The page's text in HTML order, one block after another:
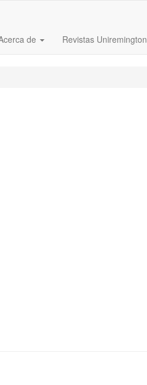
de Revistas Uniremington